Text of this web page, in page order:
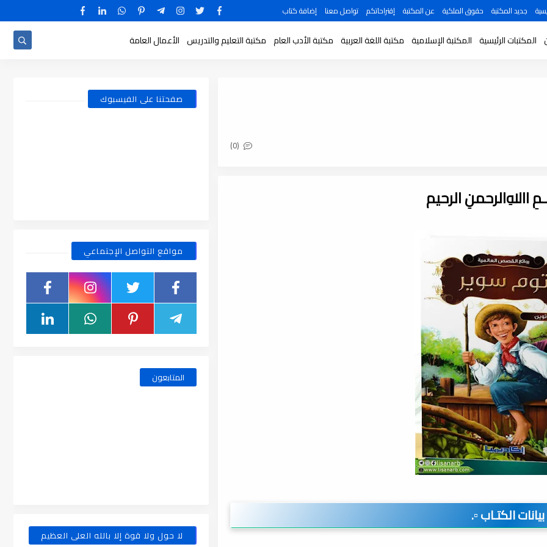
جديد المكتبة حقوق الملكية عن المكتبة إقتراحاتكم تواصل معنا إضافة كتاب
المكتبات الرئيسية المكتبة الإسلامية مكتبة اللغة العربية مكتبة الأدب العام مكتبة التعليم والتدريس الأعمال العامة
(0)
اﷲِالرحمنِ الرحيم
الكتـاب ▫️.
صفحتنا على الفيسبوك
مواقع التواصل الإجتماعي
المتابعون
لا حول ولا قوة إلا بالله العلى العظيم